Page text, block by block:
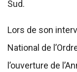
Sud.
Lors de son
National de
l’ouverture de